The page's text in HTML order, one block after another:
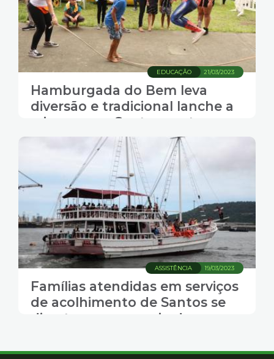
21/03/2023
EDUCAÇÃO
Hamburgada do Bem leva
diversão e tradicional lanche a
crianças em Santos neste
sábado
19/03/2023
ASSISTÊNCIA
Famílias atendidas em serviços
de acolhimento de Santos se
divertem em passeio de escuna